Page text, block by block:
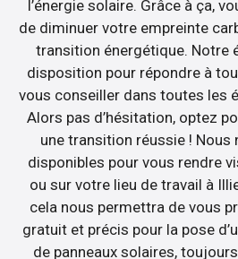
l’énergie solaire. Grâce à ça,
de diminuer votre empreinte
transition énergétique. Notre
disposition pour répondre à
vous conseiller dans toutes les
Alors pas d’hésitation, optez
une transition réussie ! Nous
disponibles pour vous rendre
ou sur votre lieu de travail à
cela nous permettra de vous
gratuit et précis pour la pose
de panneaux solaires,